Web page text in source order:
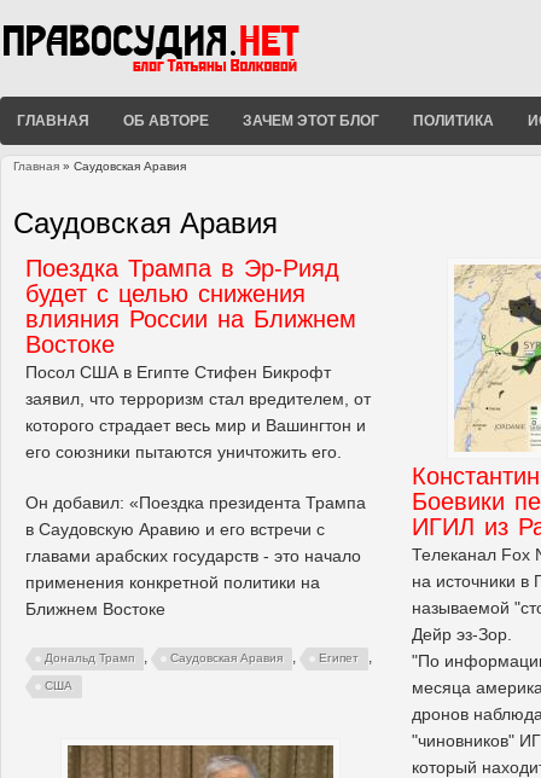
ГЛАВНАЯ ОБ АВТОРЕ ЗАЧЕМ ЭТОТ БЛОГ ПОЛИТИКА
Главная » Саудовская Аравия
Саудовская Аравия
Поездка Трампа в Эр-Рияд
будет с целью снижения
влияния России на Ближнем
Востоке
Посол США в Египте Стифен Бикрофт
заявил, что терроризм стал вредителем, от
которого страдает весь мир и Вашингтон и
его союзники пытаются уничтожить его.
Он добавил: «Поездка президента Трампа
в Саудовскую Аравию и его встречи с
главами арабских государств - это начало
применения конкретной политики на
Ближнем Востоке
Дональд Трамп , Саудовская Аравия , Египет ,
США
Боевики
ИГИЛ из
Телеканал Fox
на источники в
называемой
Дейр эз-Зор.
"По
месяца
дронов
"чиновников"
который